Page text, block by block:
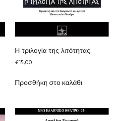
Η τριλογία της λιτότητας
€15,00
Προσθήκη στο καλάθι